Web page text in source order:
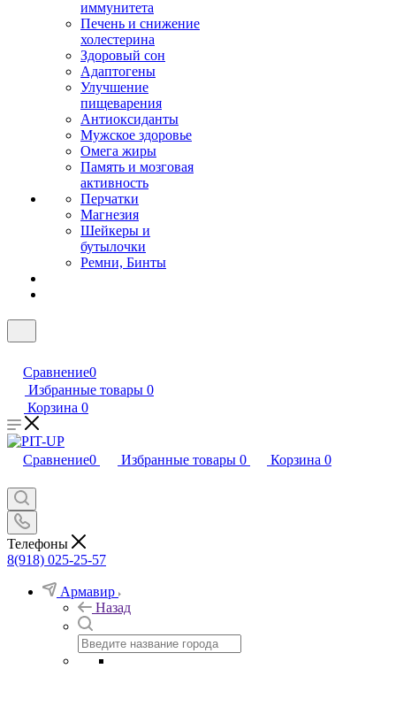
иммунитета
Печень и снижение
холестерина
Здоровый сон
Адаптогены
Улучшение
пищеварения
Антиоксиданты
Мужское здоровье
Омега жиры
Память и мозговая
активность
Перчатки
Магнезия
Шейкеры и
бутылочки
Ремни, Бинты
Сравнение0
Избранные товары 0
Корзина 0
Сравнение0 Избранные товары 0 Корзина 0
Телефоны
8(918) 025-25-57
Армавир
Назад